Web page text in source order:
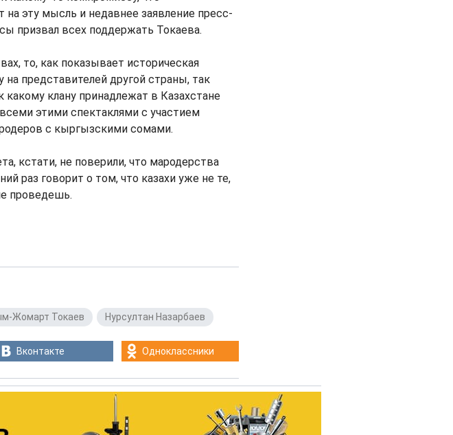
эту мысль и недавнее заявление пресс-
призвал всех поддержать Токаева.
то, как показывает историческая
представителей другой страны, так
какому клану принадлежат в Казахстане
этими спектаклями с участием
с кыргызскими сомами.
кстати, не поверили, что мародерства
раз говорит о том, что казахи уже не те,
проведешь.
Жомарт Токаев Нурсултан Назарбаев
Вконтакте Одноклассники